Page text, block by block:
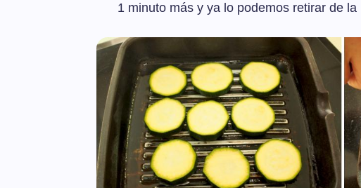
1 minuto más y ya lo podemos retirar de